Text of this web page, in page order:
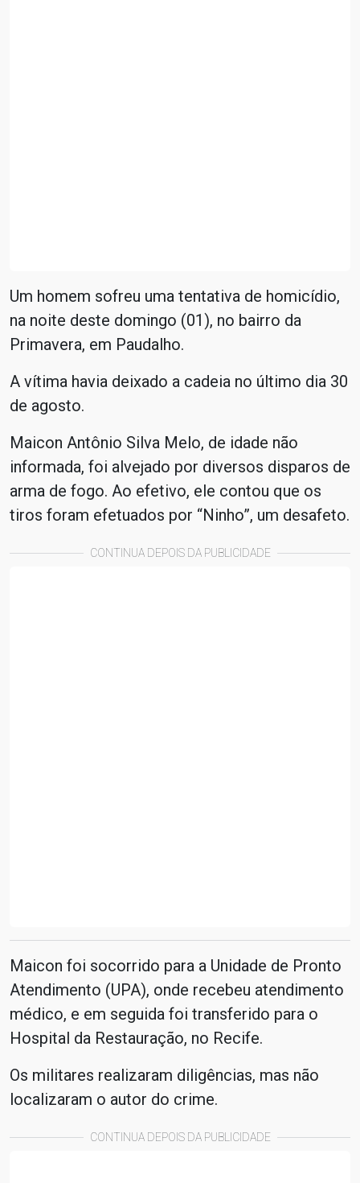
Um homem sofreu uma tentativa de homicídio,
na noite deste domingo (01), no bairro da
Primavera, em Paudalho.
A vítima havia deixado a cadeia no último dia 30
de agosto.
Maicon Antônio Silva Melo, de idade não
informada, foi alvejado por diversos disparos de
arma de fogo. Ao efetivo, ele contou que os
tiros foram efetuados por “Ninho”, um desafeto.
CONTINUA DEPOIS DA PUBLICIDADE
Maicon foi socorrido para a Unidade de Pronto
Atendimento (UPA), onde recebeu atendimento
médico, e em seguida foi transferido para o
Hospital da Restauração, no Recife.
Os militares realizaram diligências, mas não
localizaram o autor do crime.
CONTINUA DEPOIS DA PUBLICIDADE